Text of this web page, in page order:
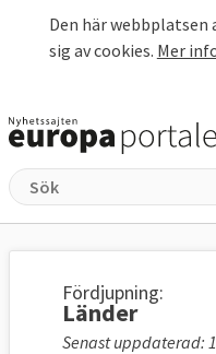
Den här webbplatsen
sig av cookies. Mer
Fördjupning:
Länder
Senast uppdaterad: